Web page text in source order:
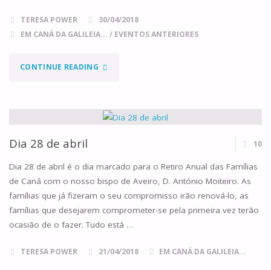
TERESA POWER
30/04/2018
EM CANÁ DA GALILEIA... / EVENTOS ANTERIORES
CONTINUE READING"FAMÍLIAS
DISCÍPULAS"
Dia 28 de abril 10
Dia 28 de abril é o dia marcado para o Retiro Anual das Famílias
de Caná com o nosso bispo de Aveiro, D. António Moiteiro. As
famílias que já fizeram o seu compromisso irão renová-lo, as
famílias que desejarem comprometer-se pela primeira vez terão
ocasião de o fazer. Tudo está …
TERESA POWER 21/04/2018 EM CANÁ DA GALILEIA...